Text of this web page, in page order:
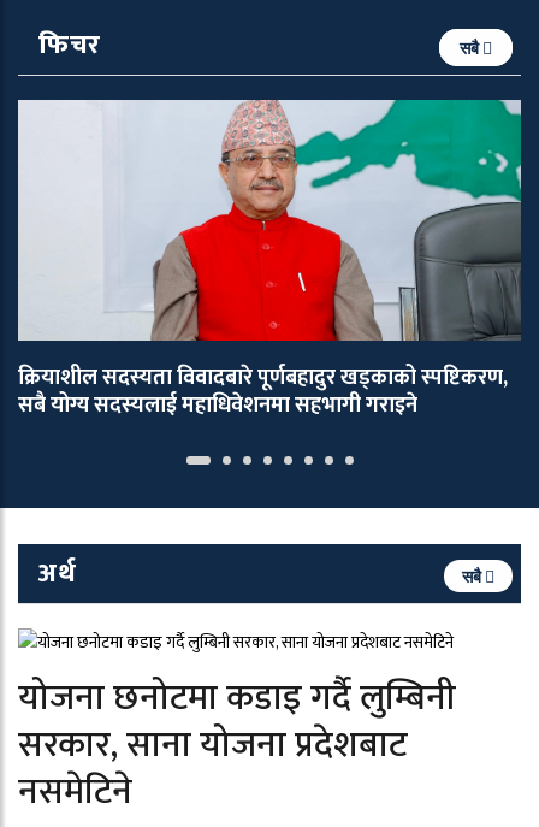
फिचर सबै
क्रियाशील सदस्यता विवादबारे पूर्णबहादुर खड्काको स्पष्टिकरण,
सबै योग्य सदस्यलाई महाधिवेशनमा सहभागी गराइने
अर्थ सबै
योजना छनोटमा कडाइ गर्दै लुम्बिनी
सरकार, साना योजना प्रदेशबाट
नसमेटिने